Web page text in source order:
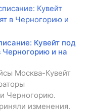
Кувейт под
Черногорию и на
Москва-Кувейт
Черногорию.
изменения.